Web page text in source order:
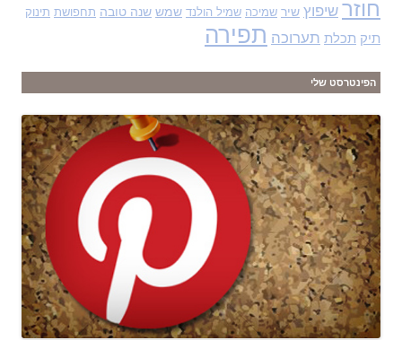
חוזר שיפוץ שיר שמיכה שמיל הולנד שמש שנה טובה תחפושת תינוק
תיק תכלת תערוכה תפירה
הפינטרסט שלי